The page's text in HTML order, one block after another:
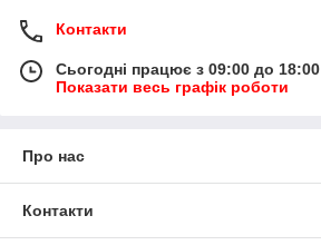
Контакти
Сьогодні працює з 09:00 до 18:00
Показати весь графік роботи
Про нас
Контакти